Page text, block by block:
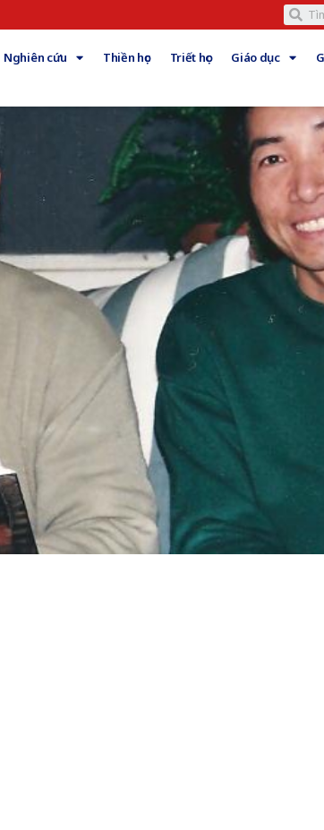
Nghiên cứu Thiền học Triết học Giáo dục